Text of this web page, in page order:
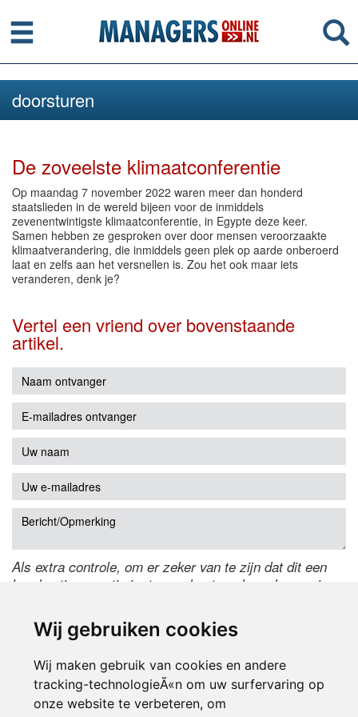
Wij gebruiken cookies
Wij maken gebruik van cookies en andere
tracking-technologieÃ«n om uw surfervaring op
onze website te verbeteren, om
Menu
doorsturen
De zoveelste klimaatconferentie
Op maandag 7 november 2022 waren meer dan honderd
staatslieden in de wereld bijeen voor de inmiddels
zevenentwintigste klimaatconferentie, in Egypte deze keer.
Samen hebben ze gesproken over door mensen veroorzaakte
klimaatverandering, die inmiddels geen plek op aarde onberoerd
laat en zelfs aan het versnellen is. Zou het ook maar iets
veranderen, denk je?
Vertel een vriend over bovenstaande
artikel.
Als extra controle, om er zeker van te zijn dat dit een
handmatige reactie is, typ onderstaande code over in
de code te wijzigen.